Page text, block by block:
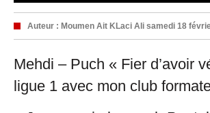
Auteur : Moumen Ait KLaci Ali samedi 18
Mehdi – Puch « Fier d’avoir
ligue 1 avec mon club